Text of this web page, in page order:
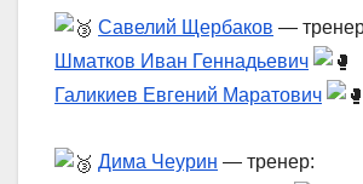
Савелий Щербаков —
Шматков Иван Геннадьевич
Галикиев Евгений Маратович
Дима Чеурин — тренер: